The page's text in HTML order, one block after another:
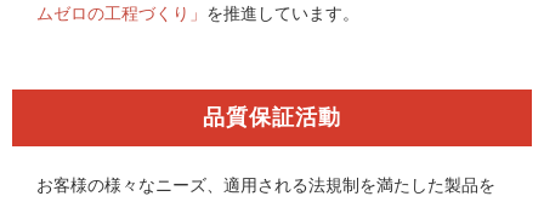
ムゼロの工程づくり」 を推進しています。
品質保証活動
お客様の様々なニーズ、適用される法規制を満たした製品を